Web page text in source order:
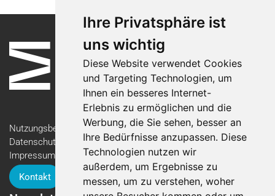
Ihre Privatsphäre ist
uns wichtig
Diese Website verwendet Cookies
und Targeting Technologien, um
Ihnen ein besseres Internet-
Erlebnis zu ermöglichen und die
Werbung, die Sie sehen, besser an
Ihre Bedürfnisse anzupassen. Diese
Technologien nutzen wir
außerdem, um Ergebnisse zu
messen, um zu verstehen, woher
Nutzungsbedingungen
Datenschutzerklärung
Impressum
Kontakt